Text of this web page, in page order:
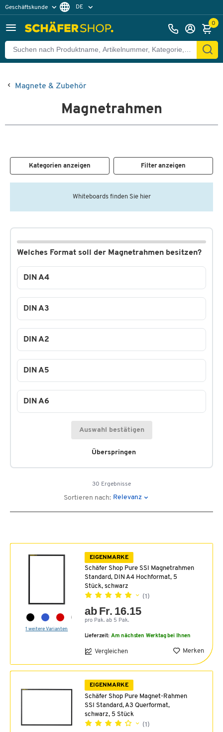
Geschäftskunde DE
0
Magnete & Zubehör
Magnetrahmen
Kategorien anzeigen Filter anzeigen
Whiteboards finden Sie hier
Welches Format soll der Magnetrahmen besitzen?
Überspringen
DIN A4
DIN A3
DIN A2
DIN A5
DIN A6
Auswahl bestätigen
30 Ergebnisse
Sortieren nach: Relevanz
1 weitere Varianten
EIGENMARKE
Schäfer Shop Pure SSI Magnetrahmen
Standard, DIN A4 Hochformat, 5
Stück, schwarz
(1)
ab Fr. 16.15
pro Pak. ab 5 Pak.
Lieferzeit: Am nächsten Werktag bei Ihnen
Vergleichen Merken
EIGENMARKE
Schäfer Shop Pure Magnet-Rahmen
SSI Standard, A3 Querformat,
schwarz, 5 Stück
(1)